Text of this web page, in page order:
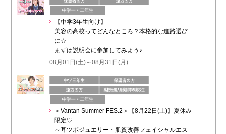
【中学3年生向け】
美容の高校ってどんなところ？本格的な進路選び
に☆
まずは説明会に参加してみよう♪
08月01日(土)～08月31日(月)
＜Vantan Summer FES.2＞【8月22日(土)】夏休み
限定♡
～耳ツボジュエリー・肌質改善フェイシャルエス